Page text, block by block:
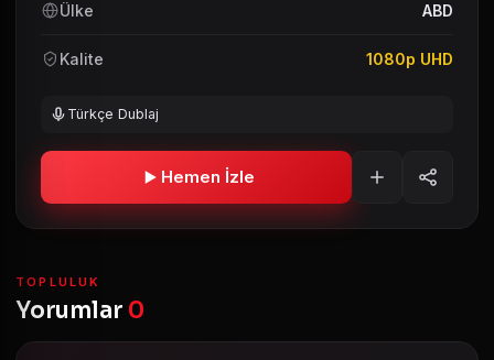
Ülke ABD
Kalite 1080p UHD
Türkçe Dublaj
Hemen İzle
TOPLULUK
Yorumlar 0